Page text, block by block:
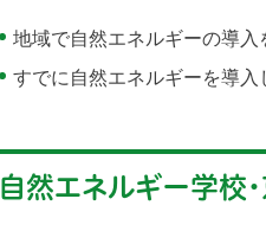
地域で自然エネルギーの導入
すでに自然エネルギーを導
自然エネルギー学校